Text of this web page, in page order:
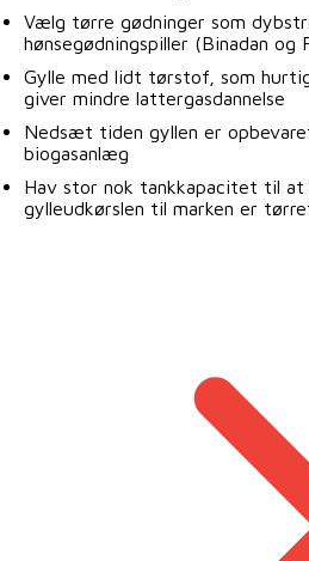
Vælg tørre gødninger som
hønsegødningspiller (Binadan og
Gylle med lidt tørstof, som
giver mindre lattergasdannelse
Nedsæt tiden gyllen er
biogasanlæg
Hav stor nok tankkapacitet til at
gylleudkørslen til marken er